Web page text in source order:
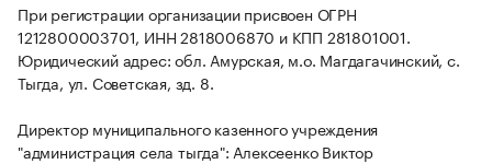
При регистрации организации присвоен ОГРН
1212800003701, ИНН 2818006870 и КПП 281801001.
Юридический адрес: обл. Амурская, м.о. Магдагачинский, с.
Тыгда, ул. Советская, зд. 8.
Директор муниципального казенного учреждения
"администрация села тыгда": Алексеенко Виктор